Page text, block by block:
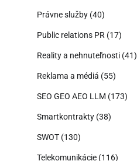
Právne služby (40)
Public relations PR (17)
Reality a nehnuteľnosti (41)
Reklama a médiá (55)
SEO GEO AEO LLM (173)
Smartkontrakty (38)
SWOT (130)
Telekomunikácie (116)